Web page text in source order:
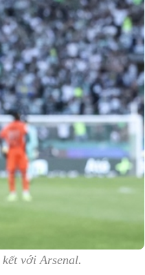
với Arsenal.